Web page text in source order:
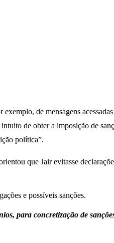
de mensagens
de obter a imposição de
política”.
que Jair evitasse
para concretização de